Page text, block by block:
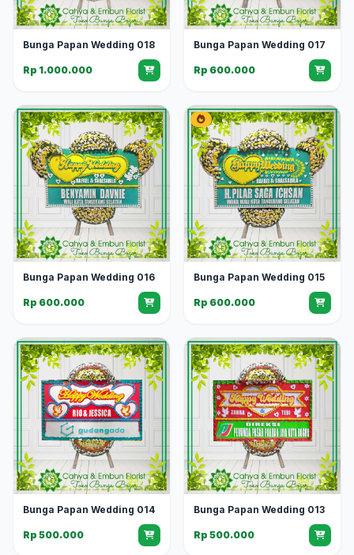
Bunga Papan Wedding 018
Rp 1.000.000
Bunga Papan Wedding 017
Rp 600.000
Bunga Papan Wedding 016
Rp 600.000
Bunga Papan Wedding 015
Rp 600.000
Bunga Papan Wedding 014
Rp 500.000
Bunga Papan Wedding 013
Rp 500.000